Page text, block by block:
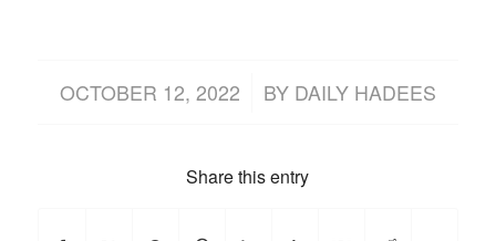
OCTOBER 12, 2022
/ BY DAILY HADEES
Share this entry